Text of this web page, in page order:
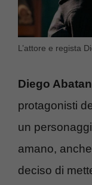
L’attore e regista
Diego
protagonisti
un
amano,
deciso di